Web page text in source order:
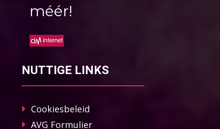
méér!
NUTTIGE LINKS
Cookiesbeleid
AVG Formulier